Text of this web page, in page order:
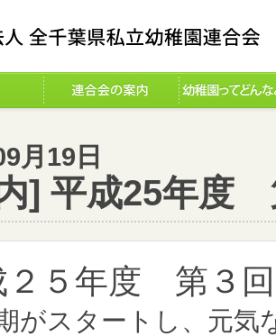
月19日
] 平成25年度
２５年度 第３
がスタートし、元